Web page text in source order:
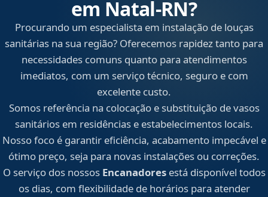
em Natal‑RN?
Procurando um especialista em instalação de louças
sanitárias na sua região? Oferecemos rapidez tanto para
necessidades comuns quanto para atendimentos
imediatos, com um serviço técnico, seguro e com
excelente custo.
Somos referência na colocação e substituição de vasos
sanitários em residências e estabelecimentos locais.
Nosso foco é garantir eficiência, acabamento impecável e
ótimo preço, seja para novas instalações ou correções.
O serviço dos nossos Encanadoresestá disponível todos
os dias, com flexibilidade de horários para atender